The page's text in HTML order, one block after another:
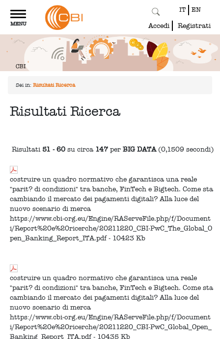
Toggle
navigation
MENU
IT EN
Accedi Registrati
Sei in: Risultati Ricerca
Risultati Ricerca
Risultati 51 - 60 su circa 147perBIG DATA (0,1509 secondi)
costruire un quadro normativo che garantisca una reale
"parit? di condizioni" tra banche, FinTech e Bigtech. Come sta
cambiando il mercato dei pagamenti digitali? Alla luce del
nuovo scenario di merca
https://www.cbi-org.eu/Engine/RAServeFile.php/f/Document
i/Report%20e%20ricerche/20211220_CBI-PwC_The_Global_O
pen_Banking_Report_ITA.pdf - 10423 Kb
costruire un quadro normativo che garantisca una reale
"parit? di condizioni" tra banche, FinTech e Bigtech. Come sta
cambiando il mercato dei pagamenti digitali? Alla luce del
nuovo scenario di merca
https://www.cbi-org.eu/Engine/RAServeFile.php/f/Document
i/Report%20e%20ricerche/20211220_CBI-PwC_Global_Open_
Banking_Report_ITA.pdf - 10435 Kb